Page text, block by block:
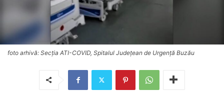
foto arhivă: Secția ATI-COVID, Spitalul Județean de Urgență Buzău